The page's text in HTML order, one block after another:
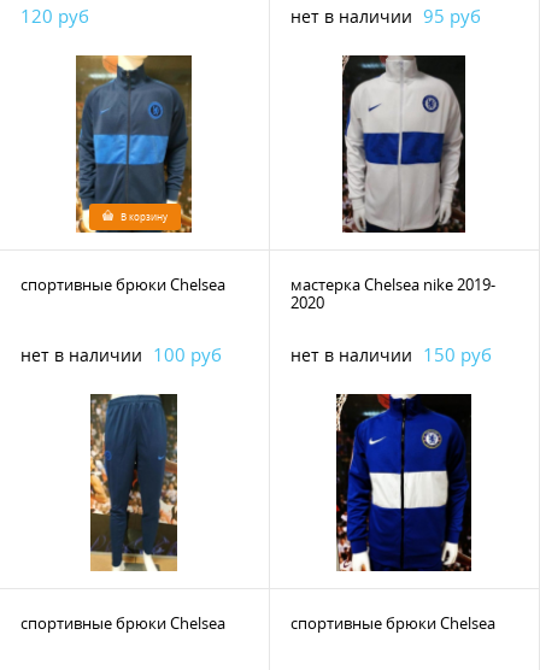
120 руб
В корзину
нет в наличии 95 руб
спортивные брюки Chelsea
нет в наличии 100 руб
мастерка Chelsea nike 2019-
2020
нет в наличии 150 руб
спортивные брюки Chelsea спортивные брюки Chelsea